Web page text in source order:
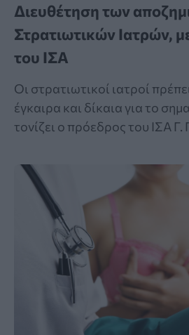
Διευθέτηση των
Στρατιωτικών Ιατρών,
του ΙΣΑ
Οι στρατιωτικοί ιατροί
έγκαιρα και δίκαια για το
τονίζει ο πρόεδρος του ΙΣΑ